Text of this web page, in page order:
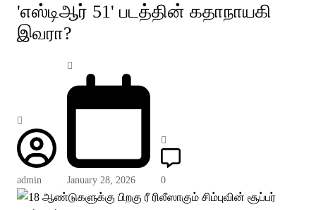
'எஸ்டிஆர் 51' படத்தின் கதாநாயகி
இவரா?
admin January 28, 2026 0